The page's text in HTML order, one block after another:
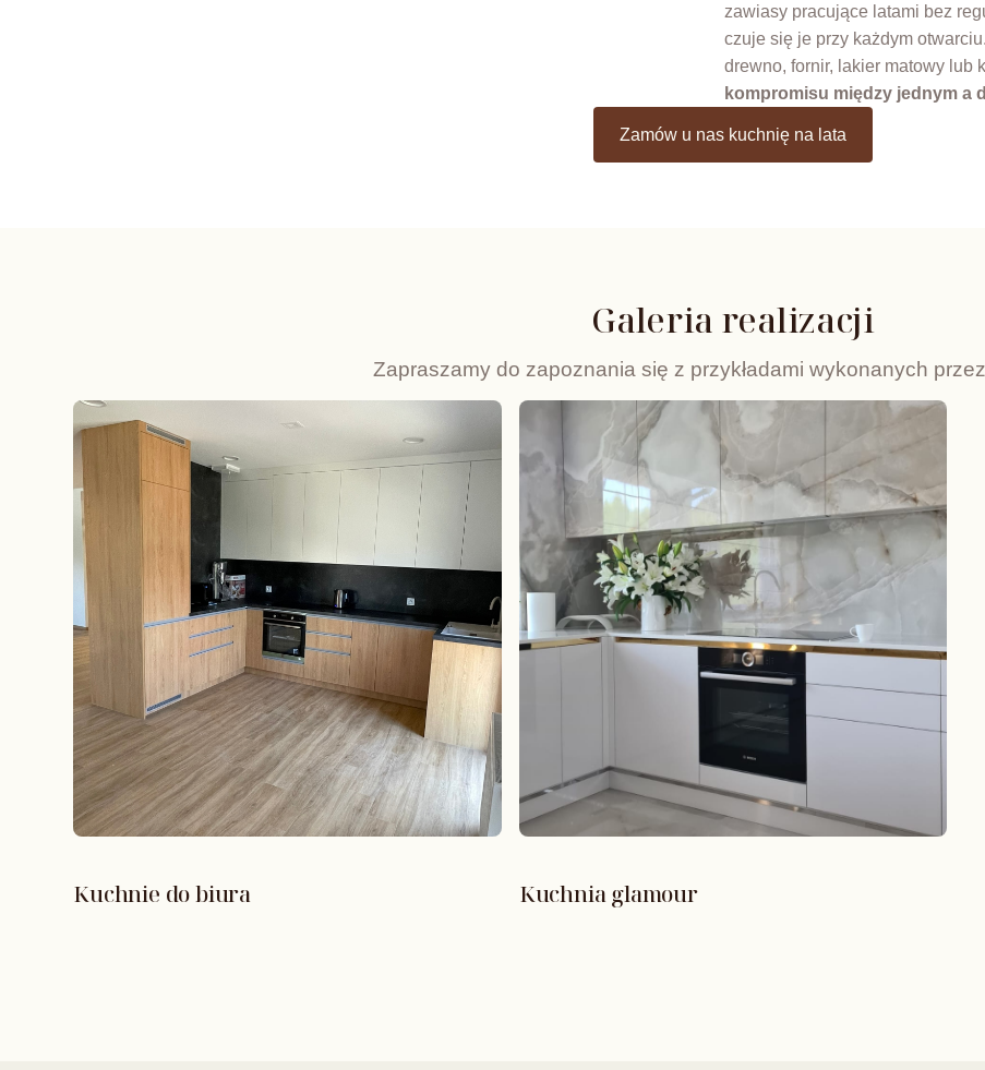
zawiasy pracujące latami bez
czuje się je przy każdym
drewno, fornir, lakier matowy lub
kompromisu między jednym a
Zamów u nas kuchnię na lata
Galeria realizacji
Zapraszamy do zapoznania się z przykładami wykonanych
Kuchnie do biura Kuchnia glamour